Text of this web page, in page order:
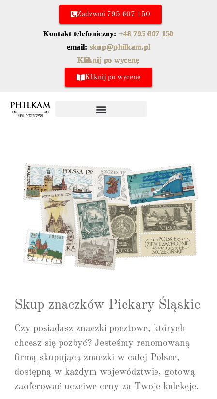
Zadzwoń 795 607 150
Kontakt telefoniczny:+48 795 607 150
email: skup@philkam.pl
Kliknij po wycenę
Kliknij po wycenę
Skup znaczków Piekary Śląskie
Czy posiadasz znaczki pocztowe, których
chcesz się pozbyć? Jesteśmy renomowaną
firmą skupującą znaczki w całej Polsce,
dostępną w każdym województwie, gotową
zaoferować uczciwe ceny za Twoje kolekcje.